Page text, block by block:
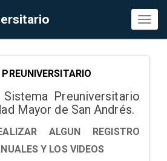
Preuniversitario
Mayor de San Andrés.
ALGUN REGISTRO
Y LOS VIDEOS